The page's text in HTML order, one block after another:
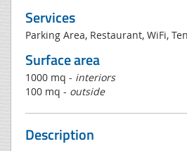
Services
Parking Area, Restaurant, WiFi,
Surface area
1000 mq - interiors
100 mq - outside
Description